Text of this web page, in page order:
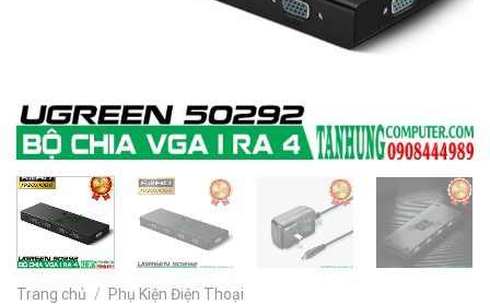
Trang chủ / Phụ Kiện Điện Thoại